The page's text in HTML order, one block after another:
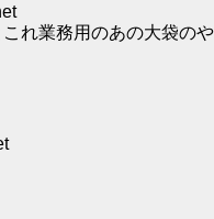
れ業務用のあの大袋のや